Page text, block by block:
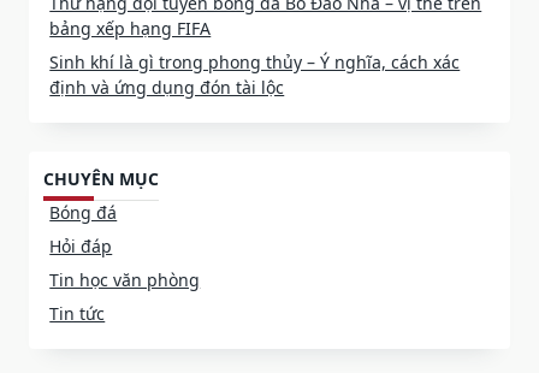
bảng xếp hạng FIFA
Sinh khí là gì trong phong thủy – Ý nghĩa, cách xác
định và ứng dụng đón tài lộc
CHUYÊN MỤC
Bóng đá
Hỏi đáp
Tin học văn phòng
Tin tức